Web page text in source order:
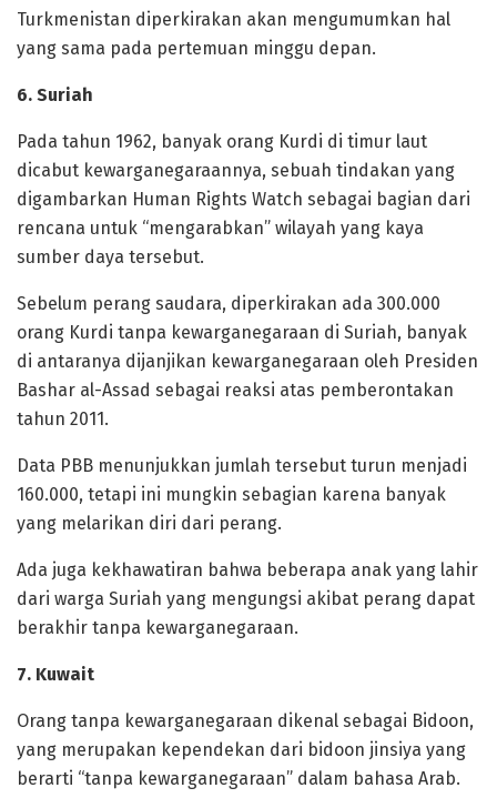
Turkmenistan diperkirakan akan mengumumkan hal
yang sama pada pertemuan minggu depan.
‎6. Suriah
‎Pada tahun 1962, banyak orang Kurdi di timur laut
dicabut kewarganegaraannya, sebuah tindakan yang
digambarkan Human Rights Watch sebagai bagian dari
rencana untuk “mengarabkan” wilayah yang kaya
sumber daya tersebut.
‎Sebelum perang saudara, diperkirakan ada 300.000
orang Kurdi tanpa kewarganegaraan di Suriah, banyak
di antaranya dijanjikan kewarganegaraan oleh Presiden
Bashar al-Assad sebagai reaksi atas pemberontakan
tahun 2011.
Data PBB menunjukkan jumlah tersebut turun menjadi
160.000, tetapi ini mungkin sebagian karena banyak
yang melarikan diri dari perang.
‎Ada juga kekhawatiran bahwa beberapa anak yang lahir
dari warga Suriah yang mengungsi akibat perang dapat
berakhir tanpa kewarganegaraan.
‎7. Kuwait
‎Orang tanpa kewarganegaraan dikenal sebagai Bidoon,
yang merupakan kependekan dari bidoon jinsiya yang
berarti “tanpa kewarganegaraan” dalam bahasa Arab.